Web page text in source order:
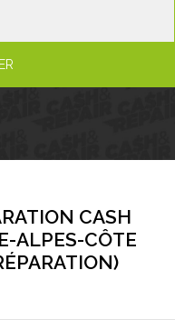
CASH
ALPES-CÔTE
)